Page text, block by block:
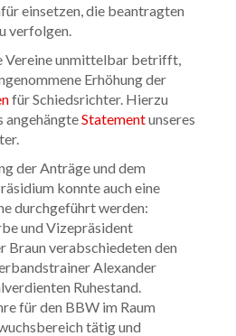
einsetzen, die beantragten
verfolgen.
Vereine unmittelbar betrifft,
Erhöhung der
für Schiedsrichter. Hierzu
angehängteStatementunseres
der Anträge und dem
konnte auch eine
durchgeführt werden:
und Vizepräsident
Braun verabschiedeten den
Alexander
Ruhestand.
für den BBW im Raum
tätig und